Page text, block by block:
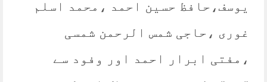
یوسف،حافظ حسین احمد ،محمد اسلم
غوری ،حاجی شمس الرحمن شمسی
،مفتی ابرار احمد اور وفود سے